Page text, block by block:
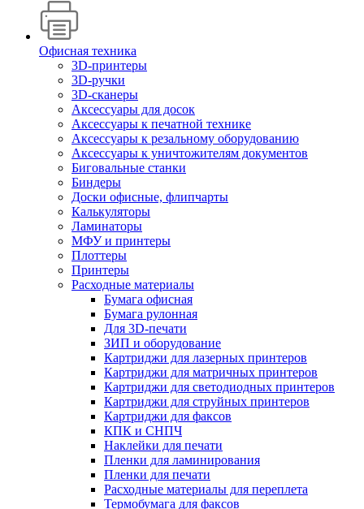
Офисная техника
3D-принтеры
3D-ручки
3D-сканеры
Аксессуары для досок
Аксессуары к печатной технике
Аксессуары к резальному оборудованию
Аксессуары к уничтожителям документов
Биговальные станки
Биндеры
Доски офисные, флипчарты
Калькуляторы
Ламинаторы
МФУ и принтеры
Плоттеры
Принтеры
Расходные материалы
Бумага офисная
Бумага рулонная
Для 3D-печати
ЗИП и оборудование
Картриджи для лазерных принтеров
Картриджи для матричных принтеров
Картриджи для светодиодных принтеров
Картриджи для струйных принтеров
Картриджи для факсов
КПК и СНПЧ
Наклейки для печати
Пленки для ламинирования
Пленки для печати
Расходные материалы для переплета
Термобумага для факсов